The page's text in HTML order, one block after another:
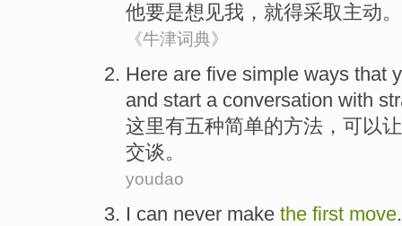
他要是想见我 ， 就得采取主动。
《牛津词典》
Here are five simple ways that
and start a conversation with
这里有五种简单的方法 ， 可以让
交谈。
youdao
I can never make the first move.